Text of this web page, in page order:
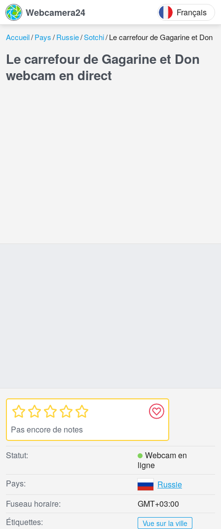
Webcamera24 Français
Accueil Pays Russie Sotchi Le carrefour de Gagarine et Don
Le carrefour de Gagarine et Don
webcam en direct
Pas encore de notes
Statut:
Webcam en
ligne
Pays:
Russie
Fuseau horaire:
GMT+03:00
Étiquettes:
Vue sur la ville